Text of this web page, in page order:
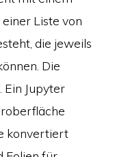
Liste von
die jeweils
Die
Ein Jupyter
konvertiert